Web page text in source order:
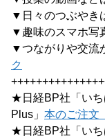
▼日々のつぶやき
▼趣味のスマホ写
▼つながりや交流
ク
★日経BP社「いち
Plus」 本のご注文
★日経BP社「いち